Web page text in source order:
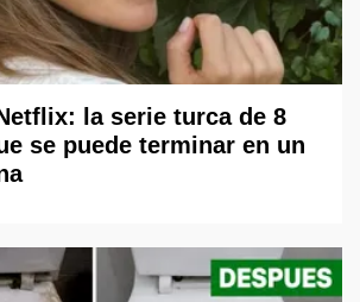
la serie turca de 8
se puede terminar en un